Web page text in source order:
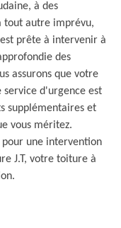
à des
tout autre imprévu,
prête à intervenir à
des
assurons que votre
d'urgence est
supplémentaires et
vous méritez.
pour une intervention
J.T, votre toiture à